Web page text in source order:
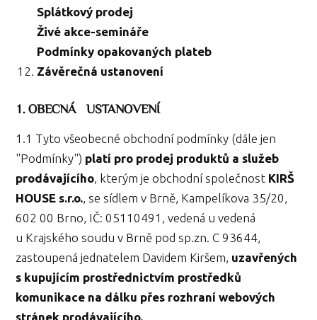
Splátkový prodej
Živé akce-semináře
Podmínky opakovaných plateb
Závěrečná ustanovení
1. OBECNÁ USTANOVENÍ
1.1 Tyto všeobecné obchodní podmínky (dále jen
"Podmínky") platí pro prodej produktů a služeb
prodávajícího , kterým je obchodní společnost KIRŠ
HOUSE s.r.o. , se sídlem v Brně, Kampelíkova 35/20,
602 00 Brno, IČ: 05110491, vedená u vedená
u Krajského soudu v Brně pod sp.zn. C 93644,
zastoupená jednatelem Davidem Kiršem, uzavřených
s kupujícím prostřednictvím prostředků
komunikace na dálku přes rozhraní webových
stránek prodávajícího.